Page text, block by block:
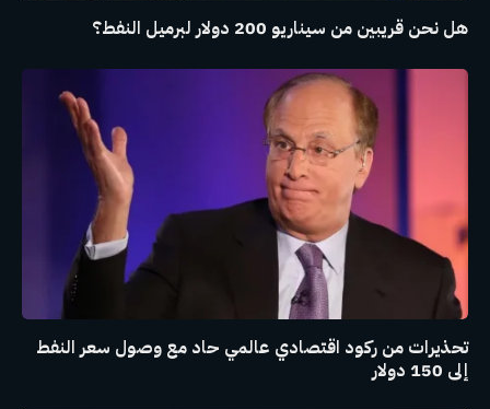
هل نحن قريبين من سيناريو 200 دولار لبرميل النفط؟
تحذيرات من ركود اقتصادي عالمي حاد مع وصول سعر النفط
إلى 150 دولار